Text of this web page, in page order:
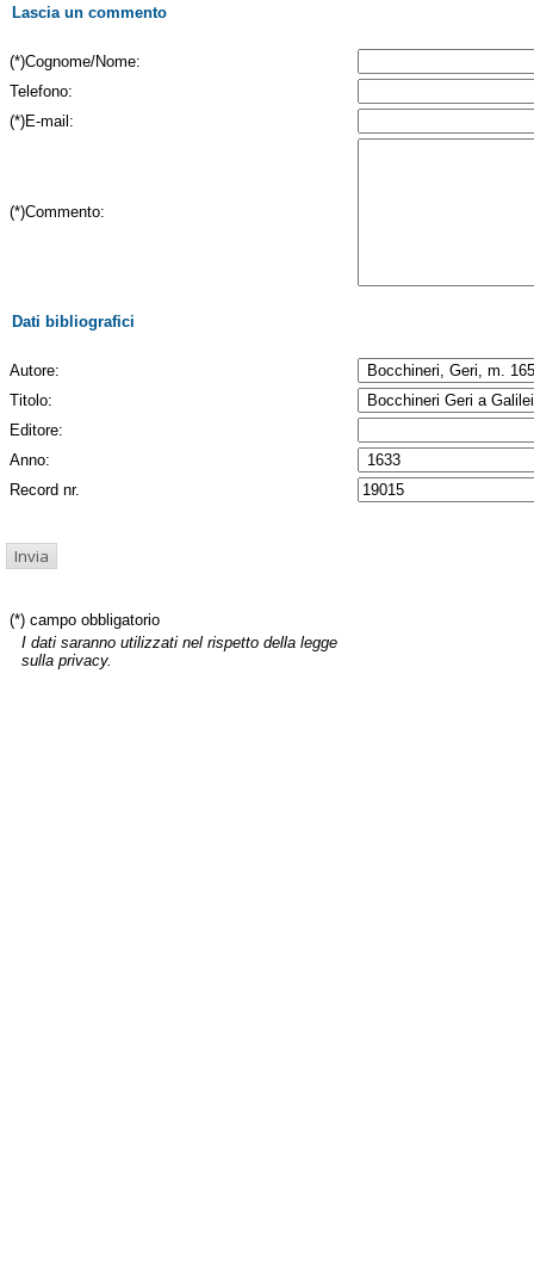
Lascia un commento
(*)Cognome/Nome:
Telefono:
(*)E-mail:
(*)Commento:
Dati bibliografici
Autore:
Titolo:
Editore:
Anno:
Record nr.
(*) campo obbligatorio
I dati saranno utilizzati nel rispetto della legge
sulla privacy.